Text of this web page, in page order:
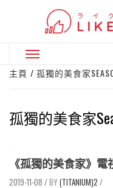
Primary
Menu
主頁 孤獨的美食家
孤獨的美食家
《孤獨的美食家》
2019-11-08 / (TITANIUM)2 /